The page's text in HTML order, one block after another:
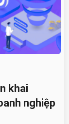
khai
nghiệp